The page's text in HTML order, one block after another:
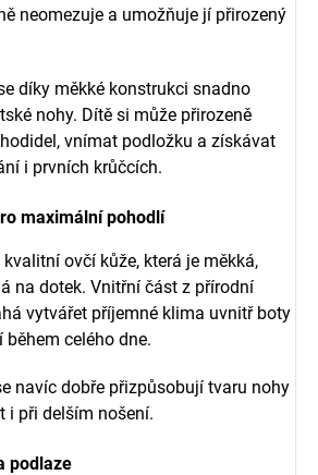
neomezuje a umožňuje jí přirozený
díky měkké konstrukci snadno
nohy. Dítě si může přirozeně
vnímat podložku a získávat
i prvních krůčcích.
maximální pohodlí
ovčí kůže, která je měkká,
na dotek. Vnitřní část z přírodní
vytvářet příjemné klima uvnitř boty
celého dne.
navíc dobře přizpůsobují tvaru nohy
i při delším nošení.
podlaze